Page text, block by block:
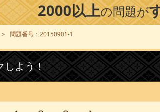
2000以上の問題が
問題番号：20150901-1
しよう！